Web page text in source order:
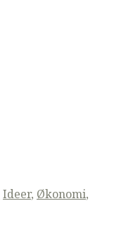
Ideer, Økonomi,